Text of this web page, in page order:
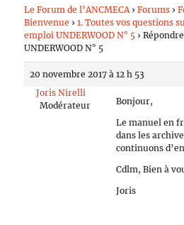
Le Forum de l’ANCMECA › Forums ›
Bienvenue › 1. Toutes vos questions
emploi UNDERWOOD N° 5 ›
UNDERWOOD N° 5
20 novembre 2017 à 12 h 53
Joris Nirelli
Modérateur
Bonjour,
Le manuel en
dans les
continuons
Cdlm, Bien à
Joris